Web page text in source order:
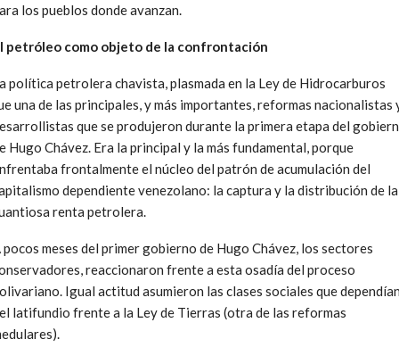
los pueblos donde avanzan.
petróleo como objeto de la confrontación
política petrolera chavista, plasmada en la Ley de Hidrocarburos
una de las principales, y más importantes, reformas nacionalistas
que se produjeron durante la primera etapa del
Hugo Chávez. Era la principal y la más fundamental, porque
frontalmente el núcleo del patrón de acumulación del
dependiente venezolano: la captura y la distribución de la
renta petrolera.
pocos meses del primer gobierno de Hugo Chávez, los sectores
reaccionaron frente a esta osadía del proceso
Igual actitud asumieron las clases sociales que
latifundio frente a la Ley de Tierras (otra de las reformas